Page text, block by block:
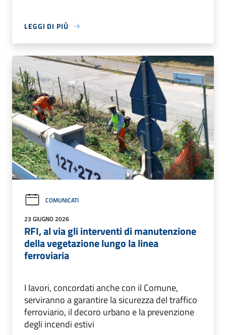
LEGGI DI PIÙ
COMUNICATI
23 GIUGNO 2026
RFI, al via gli interventi di manutenzione
della vegetazione lungo la linea
ferroviaria
I lavori, concordati anche con il Comune,
serviranno a garantire la sicurezza del traffico
ferroviario, il decoro urbano e la prevenzione
degli incendi estivi